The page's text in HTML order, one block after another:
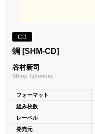
CD
蜩 [SHM-CD]
谷村新司
Shinji Tanimura
フォーマット
組み枚数
レーベル
発売元